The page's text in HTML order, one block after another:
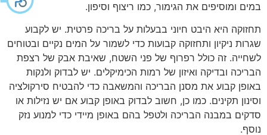
במים ומוסיפים את הגימור, כמו ריצוף וסיפון.
תחזוקה היא היבט חיוני בבעלות על בריכה פרטית. יש לקבוע
שגרות ניקיון ותחזוקה קבועות כדי לשמור על המים נקיים ובטוחים
לשחייה. זה כולל רפרוף של פני השטח, שאיבת אבק של רצפת
הבריכה ובדיקה ואיזון של רמות הכימיקלים. יש לבדוק ולנקות
באופן קבוע את מסנן הבריכה והמשאבה כדי להבטיח סירקולציה
וסינון תקינים. כמו כן, חשוב לבדוק באופן קבוע אם יש נזילות או
סדקים במבנה הבריכה ולטפל בהם באופן מיידי כדי למנוע נזק
נוסף.